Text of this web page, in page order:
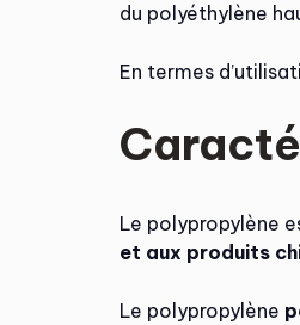
du polyéthylène
En termes
Le polypropylène
et aux produits
Le polypropylène